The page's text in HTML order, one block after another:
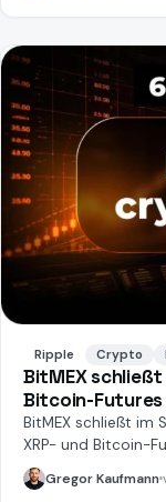
Ripple Crypto
BitMEX
Bitcoin-Futures
BitMEX schließt im
XRP- und Bitcoin-
Gregor Kaufmann